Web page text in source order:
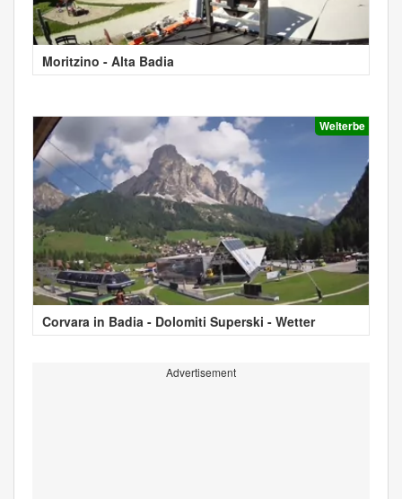
Moritzino - Alta Badia
Welterbe
Corvara in Badia - Dolomiti Superski - Wetter
Advertisement